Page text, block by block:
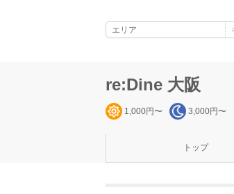
re:Dine 大阪
1,000円〜 3,000円〜
トップ